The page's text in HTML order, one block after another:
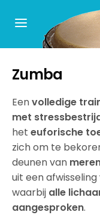
Zumba
Eenvolledige
met
heteuforische
zich om te
deunen van
uit een
waarbij alle
aangesproken.